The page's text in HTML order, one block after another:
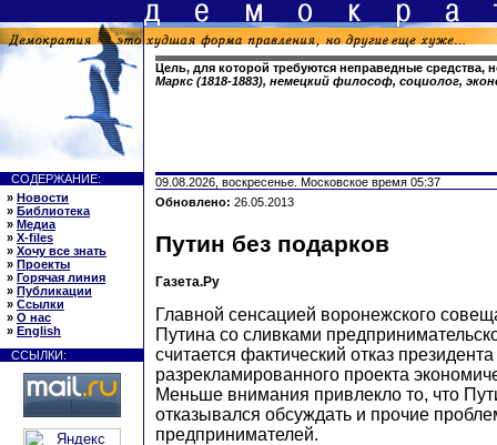
Цель, для которой требуются неправедные средства,
Маркс (1818-1883), немецкий философ, социолог,
СОДЕРЖАНИЕ:
» Новости
» Библиотека
» Медиа
» X-files
» Хочу все знать
» Проекты
» Горячая линия
» Публикации
» Ссылки
» О нас
» English
ССЫЛКИ:
09.08.2026, воскресенье. Московское время 05:37
Обновлено: 26.05.2013
Путин без подарков
Газета.Ру
Главной сенсацией воронежского
Путина со сливками
считается фактический отказ
разрекламированного проекта
Меньше внимания привлекло то, что
отказывался обсуждать и прочие
предпринимателей.